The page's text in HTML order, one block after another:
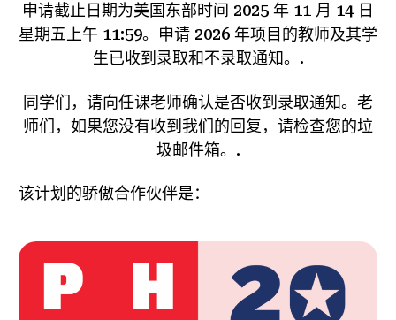
申请截止日期为美国东部时间 2025 年 11 月 14 日
星期五上午 11:59。申请 2026 年项目的教师及其学
生已收到录取和不录取通知。.
同学们，请向任课老师确认是否收到录取通知。老
师们，如果您没有收到我们的回复，请检查您的垃
圾邮件箱。.
该计划的骄傲合作伙伴是：